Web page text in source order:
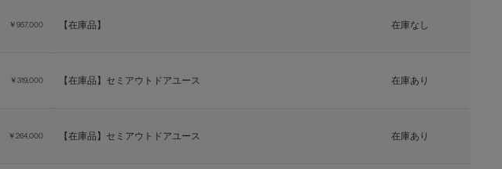
￥957,000 【在庫品】 在庫なし
￥319,000 【在庫品】セミアウトドアユース 在庫あり
￥264,000 【在庫品】セミアウトドアユース 在庫あり